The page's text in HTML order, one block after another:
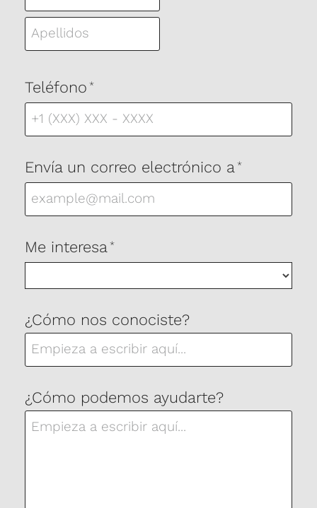
Teléfono *
Envía un correo electrónico a *
Me interesa *
¿Cómo nos conociste?
¿Cómo podemos ayudarte?